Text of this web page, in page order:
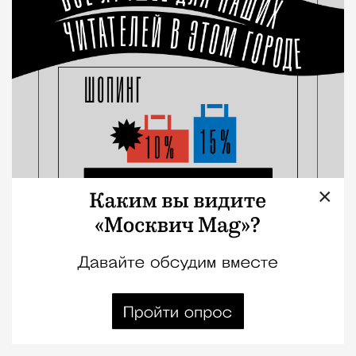
Это мой город: директор театра
«На Страстном» Никита
Владимиров
×